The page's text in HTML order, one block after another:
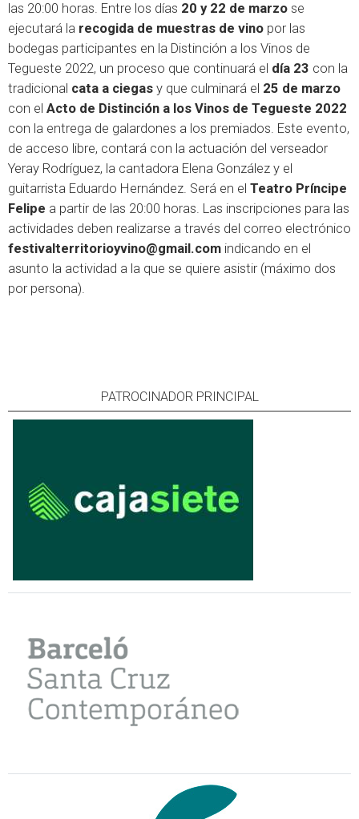
las 20:00 horas. Entre los días 20 y 22 de marzo se
ejecutará la recogida de muestras de vino por las
bodegas participantes en la Distinción a los Vinos de
Tegueste 2022, un proceso que continuará el día 23 con la
tradicional cata a ciegas y que culminará el 25 de marzo
con el Acto de Distinción a los Vinos de Tegueste 2022
con la entrega de galardones a los premiados. Este evento,
de acceso libre, contará con la actuación del verseador
Yeray Rodríguez, la cantadora Elena González y el
guitarrista Eduardo Hernández. Será en el Teatro Príncipe
Felipe a partir de las 20:00 horas. Las inscripciones para las
actividades deben realizarse a través del correo electrónico
festivalterritorioyvino@gmail.com indicando en el
asunto la actividad a la que se quiere asistir (máximo dos
por persona).
PATROCINADOR PRINCIPAL